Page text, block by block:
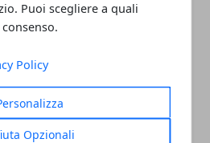
Puoi scegliere a quali
Policy
Opzionali
nelle Elezioni del
alla Casa Bianca